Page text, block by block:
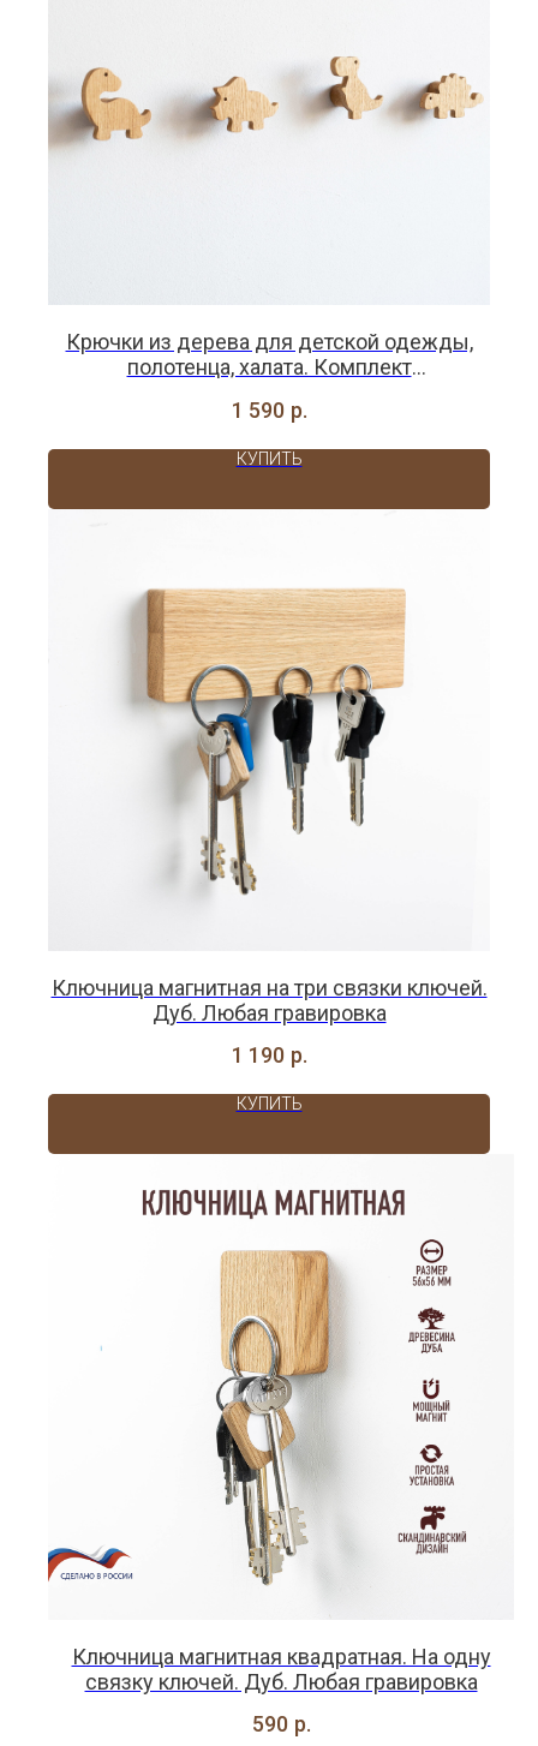
Крючки из дерева для детской одежды,
полотенца, халата. Комплект
1 590 р.
КУПИТЬ
Ключница магнитная на три связки ключей.
Дуб. Любая гравировка
1 190 р.
КУПИТЬ
Ключница магнитная квадратная. На одну
связку ключей. Дуб. Любая гравировка
590 р.